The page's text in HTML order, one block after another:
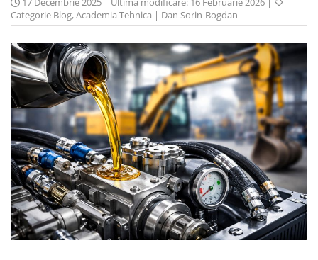
Categorie Blog,Academia Tehnica | Dan Sorin-Bogdan